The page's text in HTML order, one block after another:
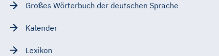
Großes Wörterbuch der deutschen Sprache
Kalender
Lexikon